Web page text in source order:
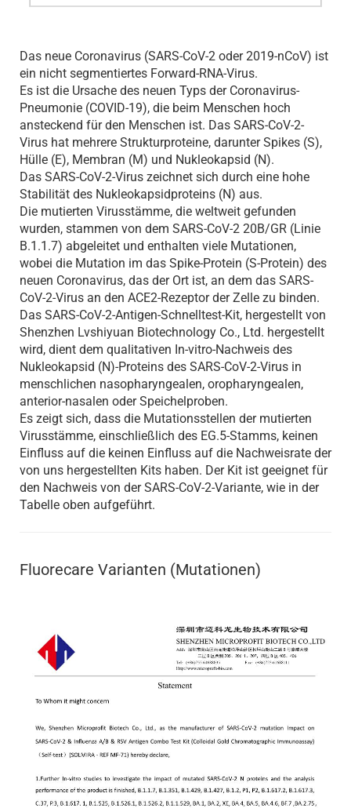
Das neue Coronavirus (SARS-CoV-2 oder 2019-nCoV) ist
ein nicht segmentiertes Forward-RNA-Virus.
Es ist die Ursache des neuen Typs der Coronavirus-
Pneumonie (COVID-19), die beim Menschen hoch
ansteckend für den Menschen ist. Das SARS-CoV-2-
Virus hat mehrere Strukturproteine, darunter Spikes (S),
Hülle (E), Membran (M) und Nukleokapsid (N).
Das SARS-CoV-2-Virus zeichnet sich durch eine hohe
Stabilität des Nukleokapsidproteins (N) aus.
Die mutierten Virusstämme, die weltweit gefunden
wurden, stammen von dem SARS-CoV-2 20B/GR (Linie
B.1.1.7) abgeleitet und enthalten viele Mutationen,
wobei die Mutation im das Spike-Protein (S-Protein) des
neuen Coronavirus, das der Ort ist, an dem das SARS-
CoV-2-Virus an den ACE2-Rezeptor der Zelle zu binden.
Das SARS-CoV-2-Antigen-Schnelltest-Kit, hergestellt von
Shenzhen Lvshiyuan Biotechnology Co., Ltd. hergestellt
wird, dient dem qualitativen In-vitro-Nachweis des
Nukleokapsid (N)-Proteins des SARS-CoV-2-Virus in
menschlichen nasopharyngealen, oropharyngealen,
anterior-nasalen oder Speichelproben.
Es zeigt sich, dass die Mutationsstellen der mutierten
Virusstämme, einschließlich des EG.5-Stamms, keinen
Einfluss auf die keinen Einfluss auf die Nachweisrate der
von uns hergestellten Kits haben. Der Kit ist geeignet für
den Nachweis von der SARS-CoV-2-Variante, wie in der
Tabelle oben aufgeführt.
Fluorecare Varianten (Mutationen)